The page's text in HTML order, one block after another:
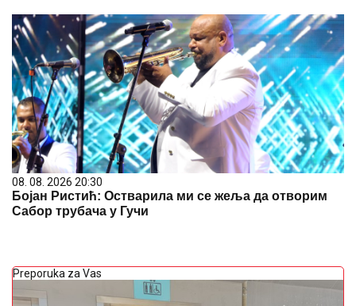
08. 08. 2026 20:30
Бојан Ристић: Остварила ми се жеља да отворим
Сабор трубача у Гучи
Preporuka za Vas